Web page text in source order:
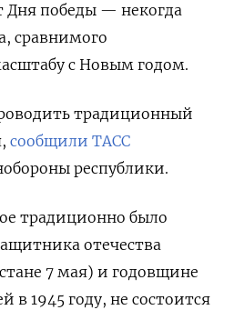
Дня победы — некогда
сравнимого
с Новым годом.
традиционный
сообщили ТАСС
республики.
традиционно было
отечества
7 мая) и годовщине
в 1945 году, не состоится